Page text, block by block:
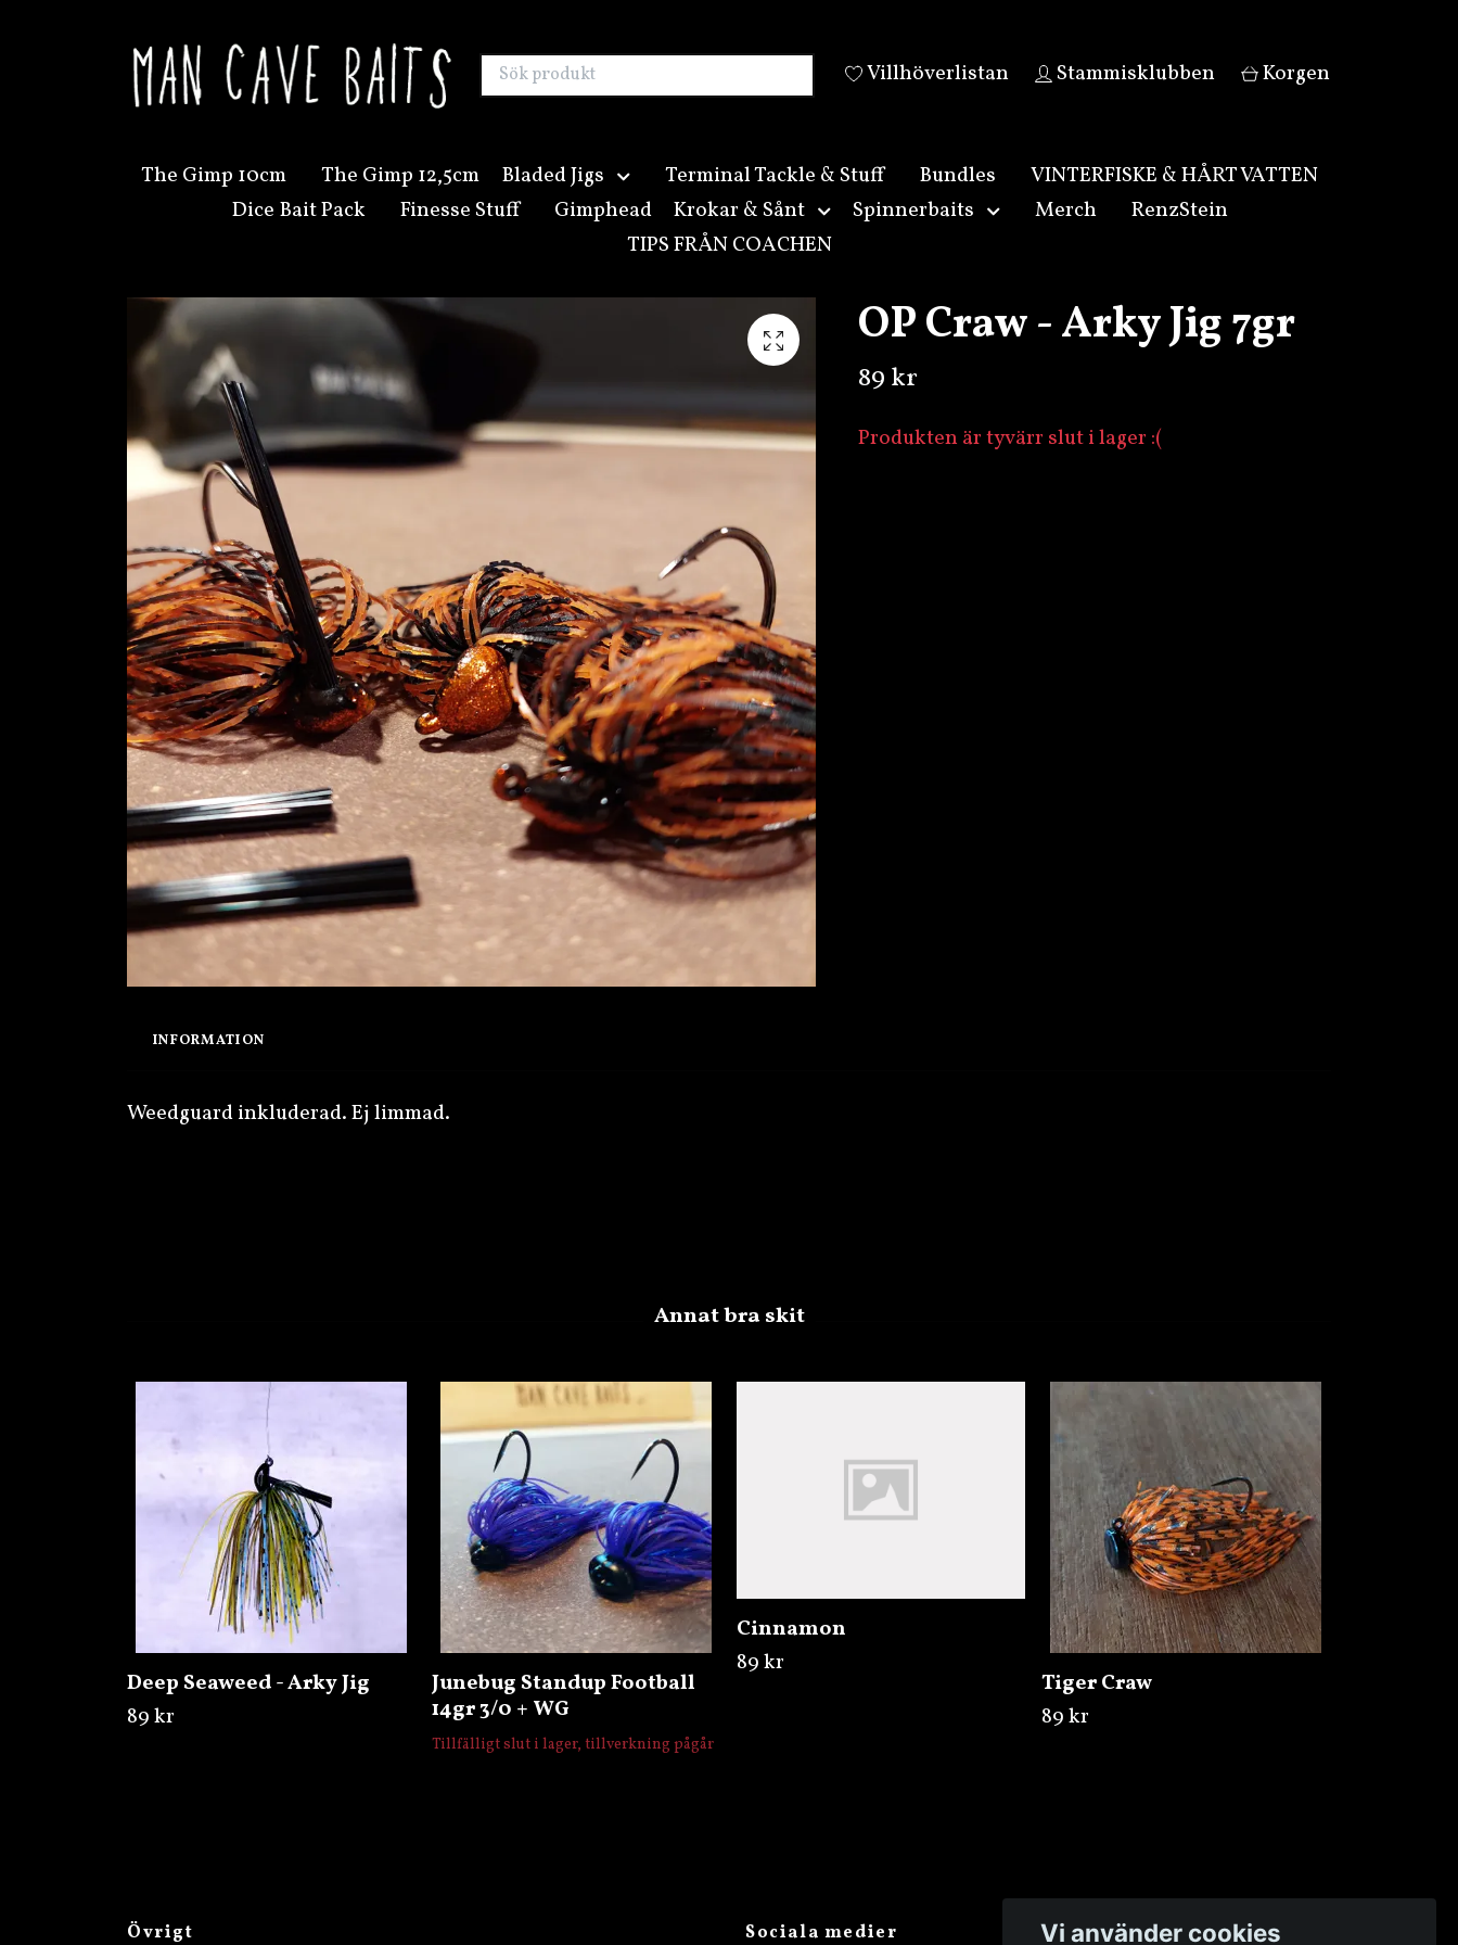
Villhöverlistan Stammisklubben Korgen
The Gimp 10cm The Gimp 12,5cm Bladed Jigs Terminal Tackle & Stuff Bundles
VINTERFISKE & HÅRT VATTEN
Dice Bait Pack
Finesse Stuff Gimphead Krokar & Sånt Spinnerbaits Merch
RenzStein
TIPS FRÅN COACHEN
OP Craw - Arky Jig 7gr
89 kr
Produkten är tyvärr slut i lager :(
INFORMATION
Weedguard inkluderad. Ej limmad.
Deep Seaweed - Arky Jig
89 kr
Junebug Standup Football
14gr 3/0 + WG
Tillfälligt slut i lager, tillverkning pågår
Cinnamon
89 kr
Tiger Craw
89 kr
Övrigt Sociala medier Vi använder cookies